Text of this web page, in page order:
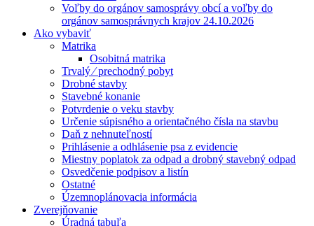
Voľby do orgánov samosprávy obcí a voľby do
orgánov samosprávnych krajov 24.10.2026
Ako vybaviť
Matrika
Osobitná matrika
Trvalý ⁄ prechodný pobyt
Drobné stavby
Stavebné konanie
Potvrdenie o veku stavby
Určenie súpisného a orientačného čísla na stavbu
Daň z nehnuteľností
Prihlásenie a odhlásenie psa z evidencie
Miestny poplatok za odpad a drobný stavebný odpad
Osvedčenie podpisov a listín
Ostatné
Územnoplánovacia informácia
Zverejňovanie
Úradná tabuľa